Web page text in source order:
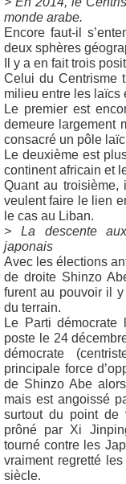
monde arabe.
Encore faut-il
deux sphères
Il y a en fait trois
Celui du Centrisme
milieu entre les laïcs
Le premier est
demeure largement
consacré un pôle
Le deuxième est
continent africain et
Quant au troisième,
veulent faire le lien
le cas au Liban.
> La descente
japonais
Avec les élections
de droite Shinzo
furent au pouvoir il
du terrain.
Le Parti
poste le 24
démocrate
principale force
de Shinzo Abe
mais est angoissé
surtout du point de
prôné par Xi
tourné contre les
vraiment regretté
siècle.